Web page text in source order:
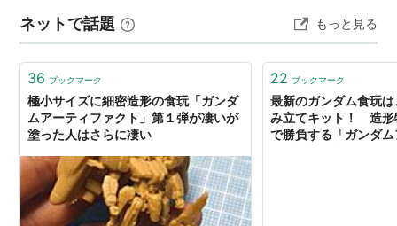
ネットで話題 もっと見る
36 ブックマーク
極小サイズに細密造形の食玩「ガンダ
ムアーティファクト」第１弾が凄いが
塗った人はさらに凄い
22 ブックマーク
最新のガンダム食玩
み立てキット！ 造形
で勝負する「ガンダ